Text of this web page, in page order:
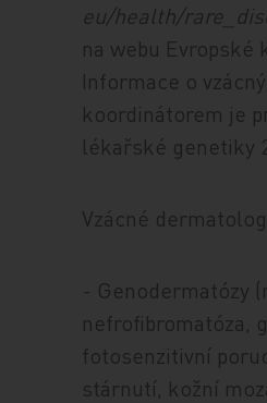
eu/health/
na webu Evropské
Informace o
koordinátorem je
lékařské genetiky
Vzácné
- Genodermatózy
nefrofibromatóza,
fotosenzitivní
stárnutí, kožní